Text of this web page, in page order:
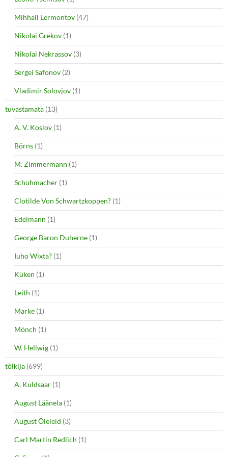
Mihhail Lermontov (47)
Nikolai Grekov (1)
Nikolai Nekrassov (3)
Sergei Safonov (2)
Vladimir Solovjov (1)
tuvastamata (13)
A. V. Koslov (1)
Börns (1)
M. Zimmermann (1)
Schuhmacher (1)
Clotilde Von Schwartzkoppen? (1)
Edelmann (1)
George Baron Duherne (1)
Iuho Wixta? (1)
Küken (1)
Leith (1)
Marke (1)
Mönch (1)
W. Hellwig (1)
tõlkija (699)
A. Kuldsaar (1)
August Läänela (1)
August Õieleid (3)
Carl Martin Redlich (1)